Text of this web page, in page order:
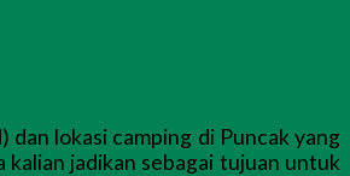
lokasi camping di Puncak yang
kalian jadikan sebagai tujuan untuk